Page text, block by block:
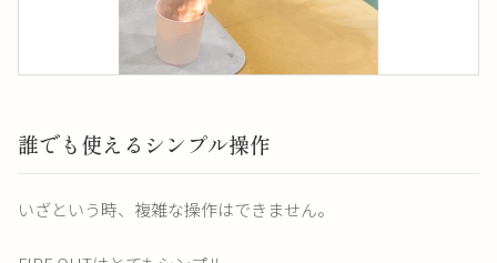
誰でも使えるシンプル操作
いざという時、複雑な操作はできません。